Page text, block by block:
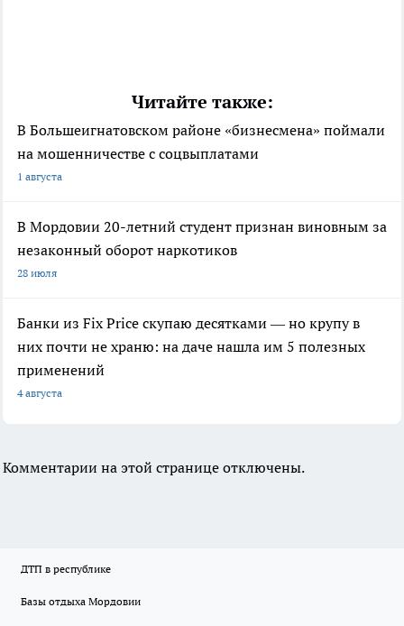
Читайте также:
В Большеигнатовском районе «бизнесмена» поймали
на мошенничестве с соцвыплатами
1 августа
В Мордовии 20-летний студент признан виновным за
незаконный оборот наркотиков
28 июля
Банки из Fix Price скупаю десятками — но крупу в
них почти не храню: на даче нашла им 5 полезных
применений
4 августа
Комментарии на этой странице отключены.
ДТП в республике
Базы отдыха Мордовии